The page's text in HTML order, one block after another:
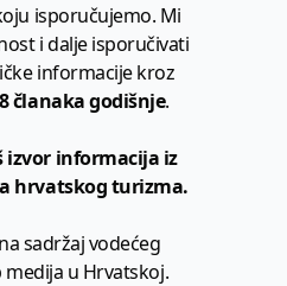
isporučujemo. Mi
i dalje isporučivati
informacije kroz
članaka godišnje.
izvor informacija iz
hrvatskog turizma.
sadržaj vodećeg
u Hrvatskoj.